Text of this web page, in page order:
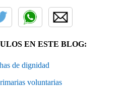
EN ESTE BLOG:
de dignidad
voluntarias